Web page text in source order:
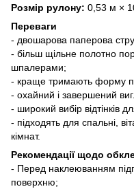
Розмір рулону: 0,53 м ×
Переваги
- двошарова паперова
- більш щільне полотно
шпалерами;
- краще тримають форму
- охайний і завершений
- широкий вибір відтінків
- підходять для спальні,
кімнат.
Рекомендації щодо
- Перед наклеюванням
поверхню;